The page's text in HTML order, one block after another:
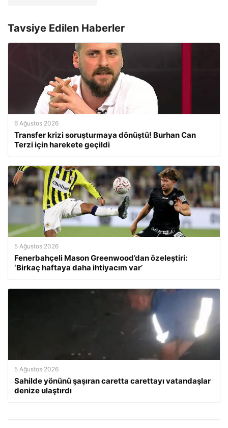
Tavsiye Edilen Haberler
6 Ağustos 2026
Transfer krizi soruşturmaya dönüştü! Burhan Can
Terzi için harekete geçildi
5 Ağustos 2026
Fenerbahçeli Mason Greenwood’dan özeleştiri:
‘Birkaç haftaya daha ihtiyacım var’
5 Ağustos 2026
Sahilde yönünü şaşıran caretta carettayı vatandaşlar
denize ulaştırdı